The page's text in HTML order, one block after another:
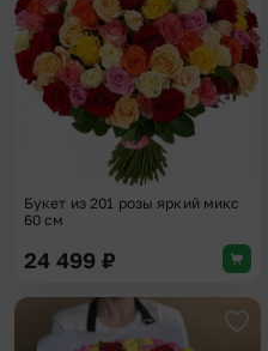
Букет из 201 розы яркий микс
60 см
24 499 ₽